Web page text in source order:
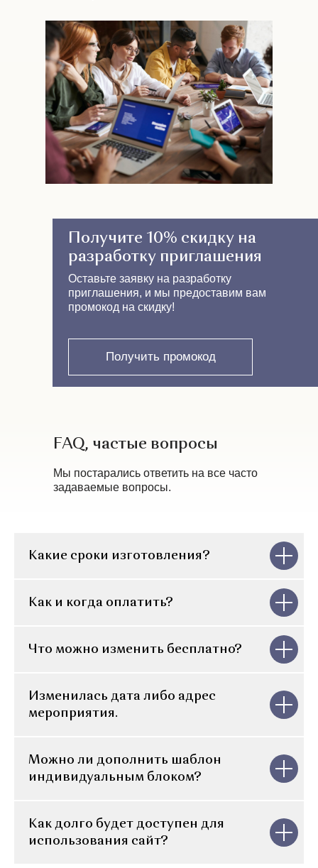
Получить промокод
Получите 10% скидку на
разработку приглашения
Оставьте заявку на разработку
приглашения, и мы предоставим вам
промокод на скидку!
FAQ, частые вопросы
Мы постарались ответить на все часто
задаваемые вопросы.
Какие сроки изготовления?
Как и когда оплатить?
Что можно изменить бесплатно?
Изменилась дата либо адрес
мероприятия.
Можно ли дополнить шаблон
индивидуальным блоком?
Как долго будет доступен для
использования сайт?